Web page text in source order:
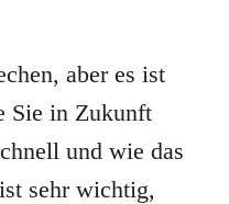
aber es ist
Sie in Zukunft
und wie das
sehr wichtig,